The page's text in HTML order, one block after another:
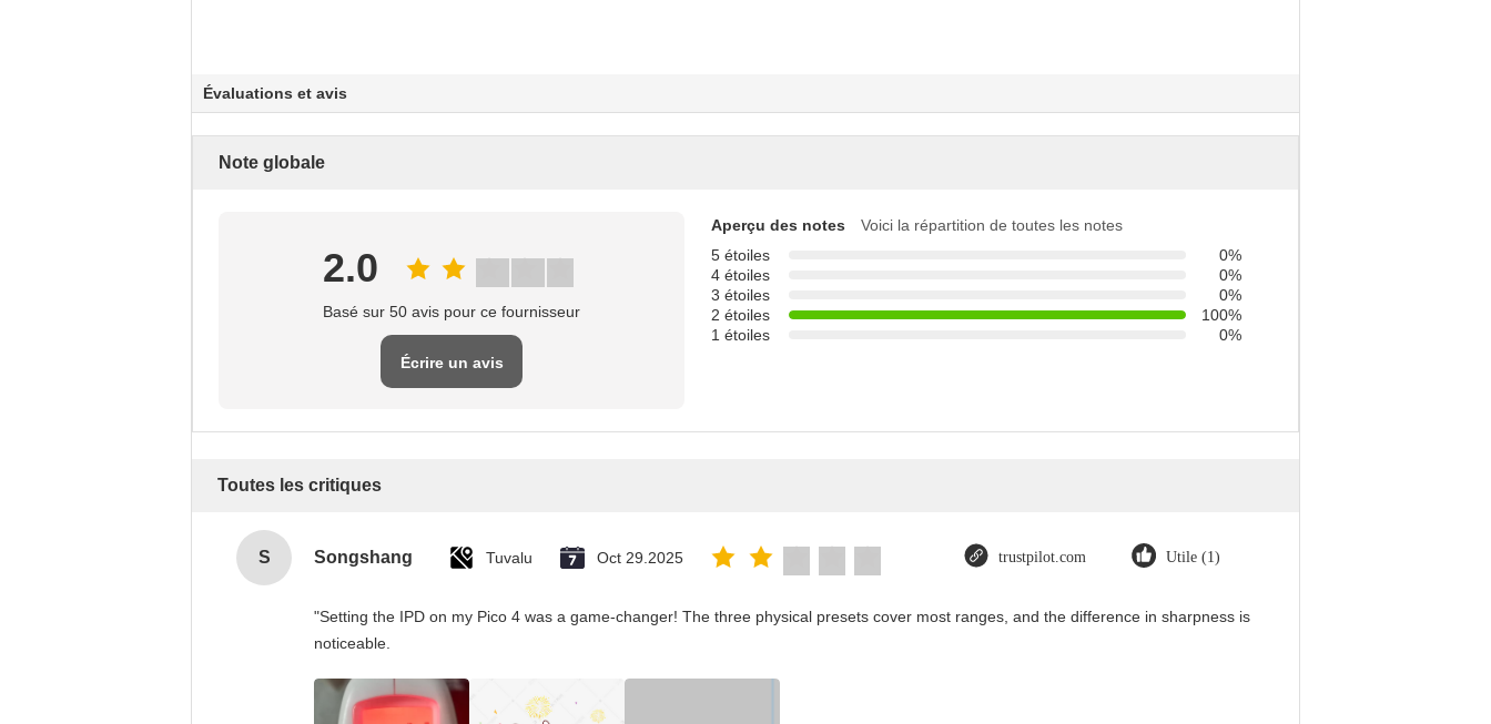
Évaluations et avis
Note globale
2.0
Basé sur 50 avis pour ce fournisseur
Écrire un avis
Aperçu des notes
Voici la répartition de toutes les notes
5 étoiles
0%
4 étoiles
0%
3 étoiles
0%
2 étoiles
100%
1 étoiles
0%
Toutes les critiques
S Songshang Tuvalu Oct 29.2025 trustpilot.com Utile (1)
"Setting the IPD on my Pico 4 was a game-changer! The three physical presets cover most ranges, and the difference in sharpness is
noticeable.